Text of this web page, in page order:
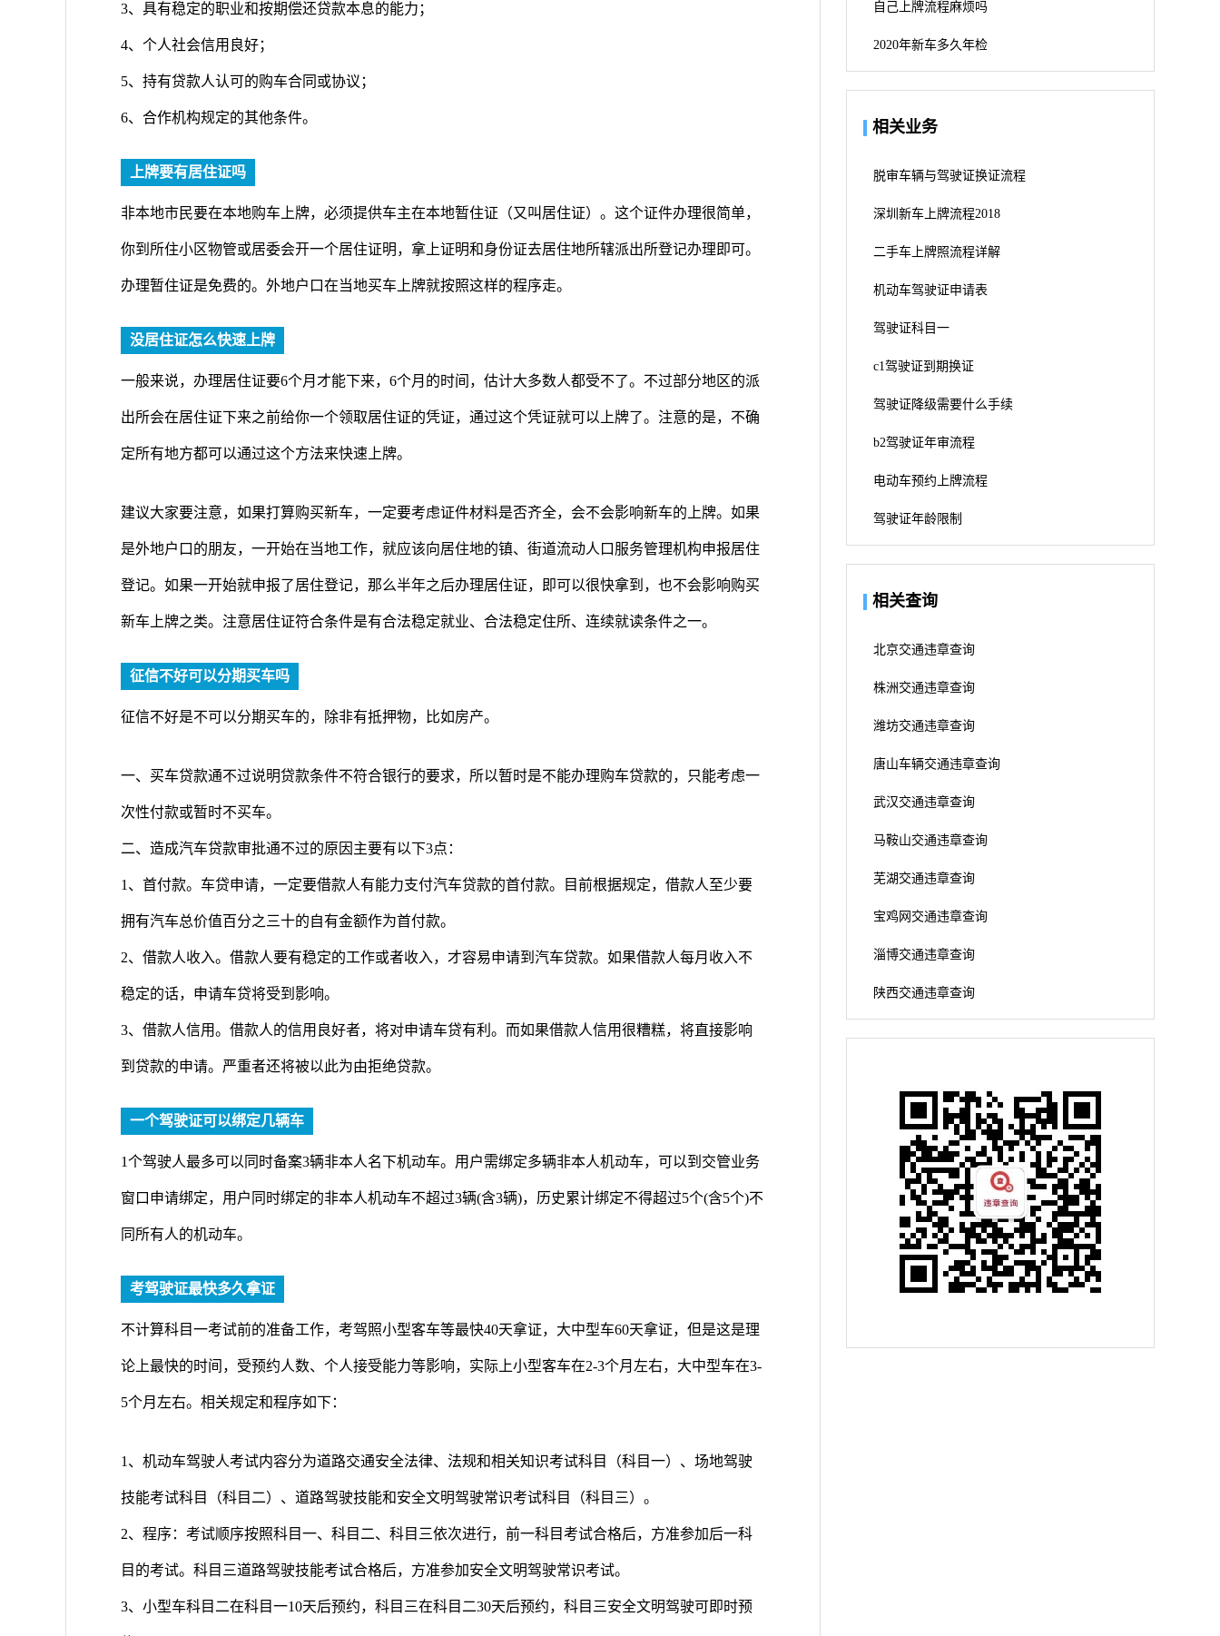
3、具有稳定的职业和按期偿还贷款本息的能力；
4、个人社会信用良好；
5、持有贷款人认可的购车合同或协议；
6、合作机构规定的其他条件。
上牌要有居住证吗
非本地市民要在本地购车上牌，必须提供车主在本地暂住证（又叫居住证）。这个证件办理很简单，
你到所住小区物管或居委会开一个居住证明，拿上证明和身份证去居住地所辖派出所登记办理即可。
办理暂住证是免费的。外地户口在当地买车上牌就按照这样的程序走。
没居住证怎么快速上牌
一般来说，办理居住证要6个月才能下来，6个月的时间，估计大多数人都受不了。不过部分地区的派
出所会在居住证下来之前给你一个领取居住证的凭证，通过这个凭证就可以上牌了。注意的是，不确
定所有地方都可以通过这个方法来快速上牌。
建议大家要注意，如果打算购买新车，一定要考虑证件材料是否齐全，会不会影响新车的上牌。如果
是外地户口的朋友，一开始在当地工作，就应该向居住地的镇、街道流动人口服务管理机构申报居住
登记。如果一开始就申报了居住登记，那么半年之后办理居住证，即可以很快拿到，也不会影响购买
新车上牌之类。注意居住证符合条件是有合法稳定就业、合法稳定住所、连续就读条件之一。
征信不好可以分期买车吗
征信不好是不可以分期买车的，除非有抵押物，比如房产。
一、买车贷款通不过说明贷款条件不符合银行的要求，所以暂时是不能办理购车贷款的，只能考虑一
次性付款或暂时不买车。
二、造成汽车贷款审批通不过的原因主要有以下3点：
1、首付款。车贷申请，一定要借款人有能力支付汽车贷款的首付款。目前根据规定，借款人至少要
拥有汽车总价值百分之三十的自有金额作为首付款。
2、借款人收入。借款人要有稳定的工作或者收入，才容易申请到汽车贷款。如果借款人每月收入不
稳定的话，申请车贷将受到影响。
3、借款人信用。借款人的信用良好者，将对申请车贷有利。而如果借款人信用很糟糕，将直接影响
到贷款的申请。严重者还将被以此为由拒绝贷款。
一个驾驶证可以绑定几辆车
1个驾驶人最多可以同时备案3辆非本人名下机动车。用户需绑定多辆非本人机动车，可以到交管业务
窗口申请绑定，用户同时绑定的非本人机动车不超过3辆(含3辆)，历史累计绑定不得超过5个(含5个)不
同所有人的机动车。
考驾驶证最快多久拿证
不计算科目一考试前的准备工作，考驾照小型客车等最快40天拿证，大中型车60天拿证，但是这是理
论上最快的时间，受预约人数、个人接受能力等影响，实际上小型客车在2-3个月左右，大中型车在3-
5个月左右。相关规定和程序如下：
1、机动车驾驶人考试内容分为道路交通安全法律、法规和相关知识考试科目（科目一）、场地驾驶
技能考试科目（科目二）、道路驾驶技能和安全文明驾驶常识考试科目（科目三）。
2、程序：考试顺序按照科目一、科目二、科目三依次进行，前一科目考试合格后，方准参加后一科
目的考试。科目三道路驾驶技能考试合格后，方准参加安全文明驾驶常识考试。
3、小型车科目二在科目一10天后预约，科目三在科目二30天后预约，科目三安全文明驾驶可即时预
自己上牌流程麻烦吗
2020年新车多久年检
相关业务
脱审车辆与驾驶证换证流程
深圳新车上牌流程2018
二手车上牌照流程详解
机动车驾驶证申请表
驾驶证科目一
c1驾驶证到期换证
驾驶证降级需要什么手续
b2驾驶证年审流程
电动车预约上牌流程
驾驶证年龄限制
相关查询
北京交通违章查询
株洲交通违章查询
潍坊交通违章查询
唐山车辆交通违章查询
武汉交通违章查询
马鞍山交通违章查询
芜湖交通违章查询
宝鸡网交通违章查询
淄博交通违章查询
陕西交通违章查询